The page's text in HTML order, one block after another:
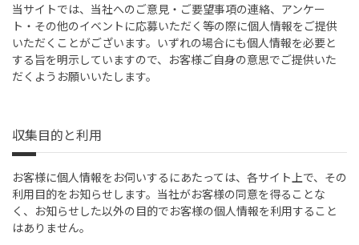
当サイトでは、当社へのご意見・ご要望事項の連絡、アンケー
ト・その他のイベントに応募いただく等の際に個人情報をご提供
いただくことがございます。いずれの場合にも個人情報を必要と
する旨を明示していますので、お客様ご自身の意思でご提供いた
だくようお願いいたします。
収集目的と利用
お客様に個人情報をお伺いするにあたっては、各サイト上で、その
利用目的をお知らせします。当社がお客様の同意を得ることな
く、お知らせした以外の目的でお客様の個人情報を利用すること
はありません。